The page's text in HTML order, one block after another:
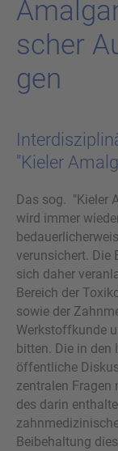
scher
gen
"Kieler
Das sog. "Kieler
wird immer
verunsichert. Die
sich daher
Bereich der
sowie der
Werkstoffkunde
bitten. Die in den
öffentliche
zentralen
des darin
Beibehaltung